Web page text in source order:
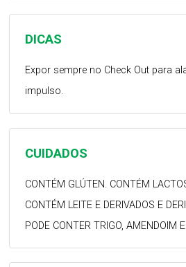
CUIDADOS
CONTÉM GLÚTEN. CONTÉM
CONTÉM LEITE E DERIVADOS E
PODE CONTER TRIGO, AMENDOIM
DICAS
Expor sempre no Check Out para
impulso.